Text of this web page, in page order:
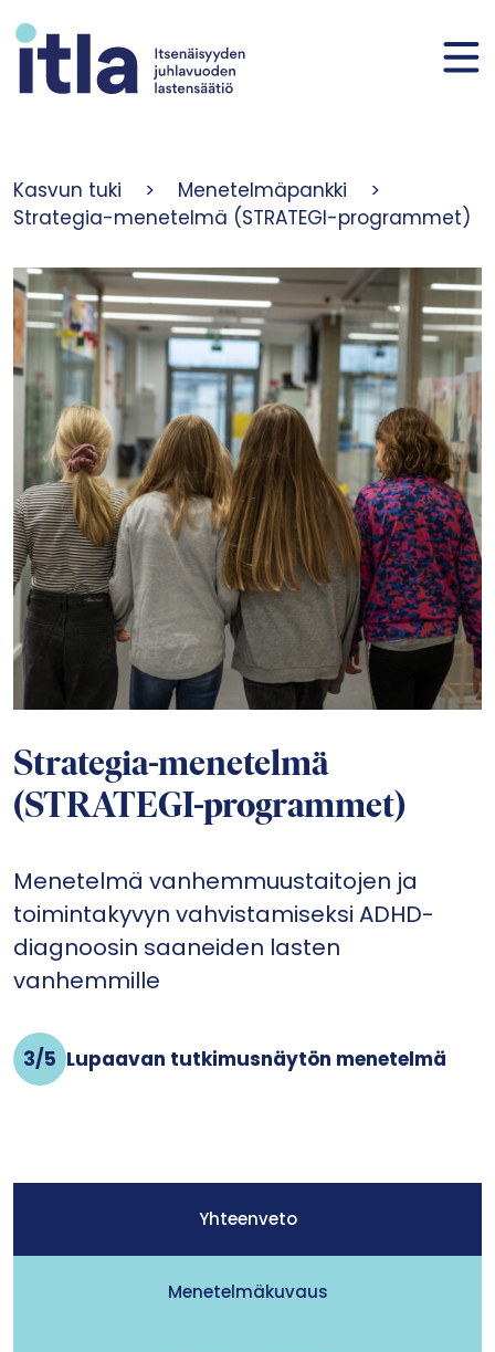
Strategia-menetelmä
(STRATEGI-programmet)
Menetelmä vanhemmuustaitojen ja
toimintakyvyn vahvistamiseksi ADHD-
diagnoosin saaneiden lasten
vanhemmille
3/5 Lupaavan tutkimus­näytön menetelmä
Kasvun tuki > Menetelmäpankki
>
Strategia-menetelmä (STRATEGI-programmet)
Yhteenveto
Menetelmäkuvaus